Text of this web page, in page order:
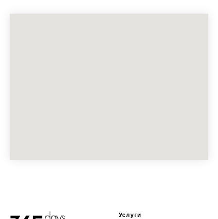
Услуги